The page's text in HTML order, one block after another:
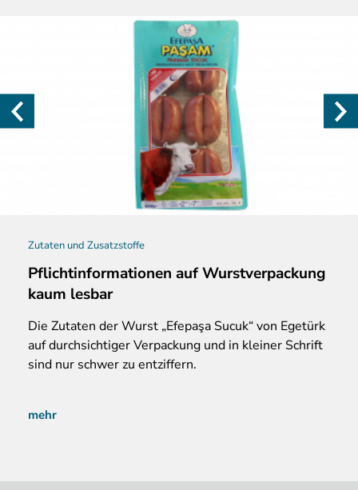
Zutaten und Zusatzstoffe
Pflichtinformationen auf Wurstverpackung
kaum lesbar
Die Zutaten der Wurst „Efepaşa Sucuk“ von Egetürk
auf durchsichtiger Verpackung und in kleiner Schrift
sind nur schwer zu entziffern.
mehr